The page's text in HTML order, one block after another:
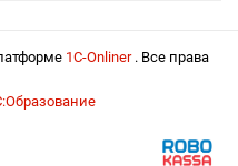
1С-Onliner . Все права